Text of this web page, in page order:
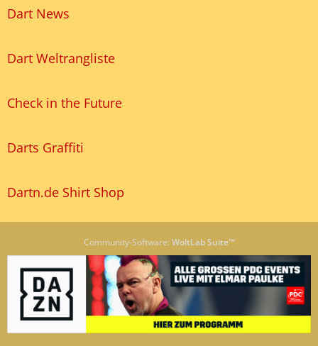
Dart News
Dart Weltrangliste
Check in the Future
Darts Graffiti
Dartn.de Shirt Shop
Community-Software: WoltLab Suite™